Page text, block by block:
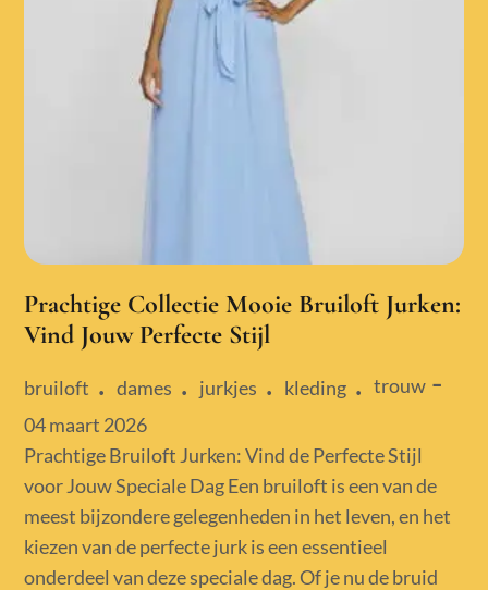
Prachtige Collectie Mooie Bruiloft Jurken:
Vind Jouw Perfecte Stijl
bruiloft dames jurkjes kleding
trouw
Posted
on
04 maart 2026
Prachtige Bruiloft Jurken: Vind de Perfecte Stijl
voor Jouw Speciale Dag Een bruiloft is een van de
meest bijzondere gelegenheden in het leven, en het
kiezen van de perfecte jurk is een essentieel
onderdeel van deze speciale dag. Of je nu de bruid